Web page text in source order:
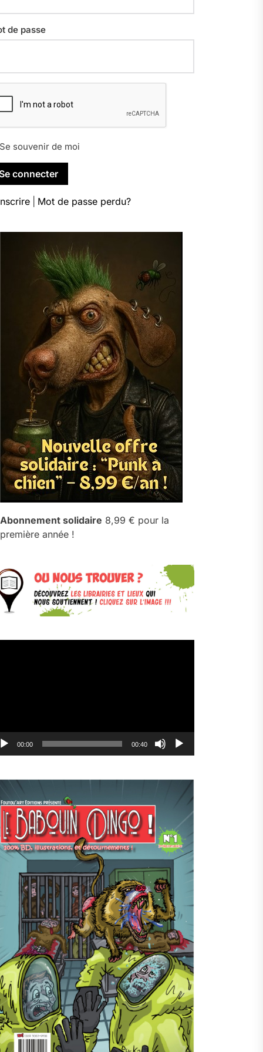
de passe
Se souvenir de moi
Mot de passe perdu?
Abonnement solidaire 8,99 € pour la
première année !
00:00 00:40